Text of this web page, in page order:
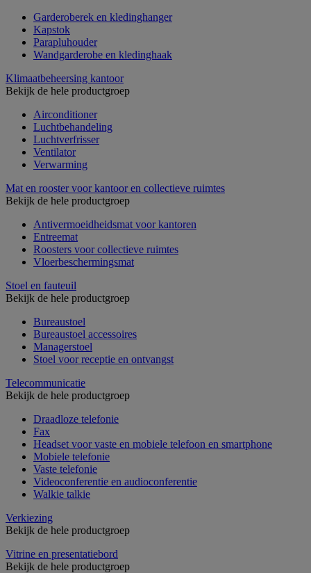
Garderoberek en kledinghanger
Kapstok
Parapluhouder
Wandgarderobe en kledinghaak
Klimaatbeheersing kantoor
Bekijk de hele productgroep
Airconditioner
Luchtbehandeling
Luchtverfrisser
Ventilator
Verwarming
Mat en rooster voor kantoor en collectieve ruimtes
Bekijk de hele productgroep
Antivermoeidheidsmat voor kantoren
Entreemat
Roosters voor collectieve ruimtes
Vloerbeschermingsmat
Stoel en fauteuil
Bekijk de hele productgroep
Bureaustoel
Bureaustoel accessoires
Managerstoel
Stoel voor receptie en ontvangst
Telecommunicatie
Bekijk de hele productgroep
Draadloze telefonie
Fax
Headset voor vaste en mobiele telefoon en smartphone
Mobiele telefonie
Vaste telefonie
Videoconferentie en audioconferentie
Walkie talkie
Verkiezing
Bekijk de hele productgroep
Vitrine en presentatiebord
Bekijk de hele productgroep